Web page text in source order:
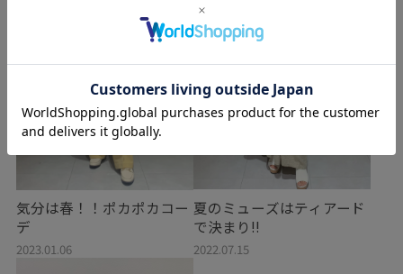
気分は春！！ポカポカコー
デ
2023.01.06
夏のミューズはティアード
で決まり‼︎
2022.07.15